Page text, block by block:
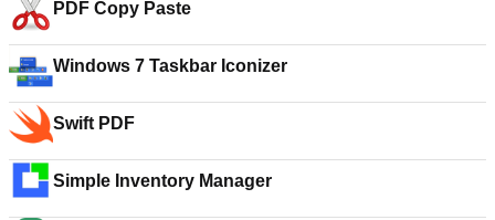
PDF Copy Paste
Windows 7 Taskbar Iconizer
Swift PDF
Simple Inventory Manager